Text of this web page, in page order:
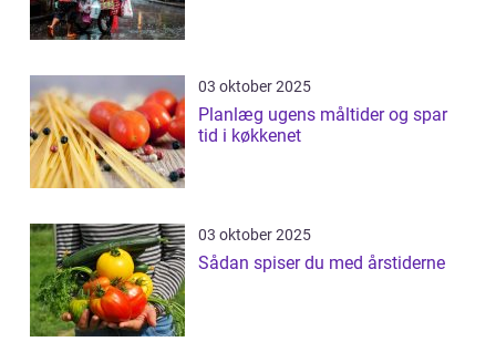
03 oktober 2025
Planlæg ugens måltider og spar
tid i køkkenet
03 oktober 2025
Sådan spiser du med årstiderne